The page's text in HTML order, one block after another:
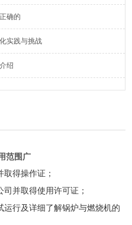
确的
实践与挑战
绍
范围广
得操作证；
并取得使用许可证；
行及详细了解锅炉与燃烧机的